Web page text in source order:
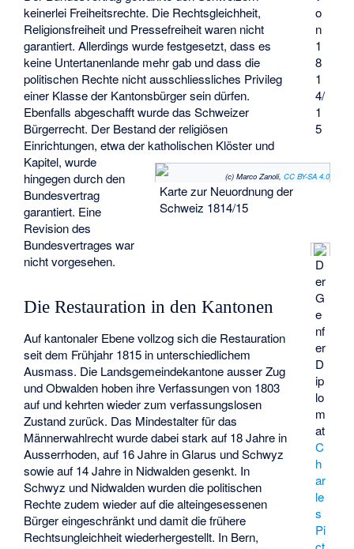
o
n
1
8
1
4/
1
5
(c) Marco Zanoli, CC BY-SA 4.0
Karte zur Neuordnung der
Schweiz 1814/15
D
er
G
e
nf
er
D
ip
lo
m
at
C
h
ar
le
s
Pi
keinerlei Freiheitsrechte. Die Rechtsgleichheit,
Religionsfreiheit und Pressefreiheit waren nicht
garantiert. Allerdings wurde festgesetzt, dass es
keine Untertanenlande mehr gab und dass die
politischen Rechte nicht ausschliessliches Privileg
einer Klasse der Kantonsbürger sein dürfen.
Ebenfalls abgeschafft wurde das Schweizer
Bürgerrecht. Der Bestand der religiösen
Einrichtungen, etwa der katholischen Klöster und
Kapitel, wurde
hingegen durch den
Bundesvertrag
garantiert. Eine
Revision des
Bundesvertrages war
nicht vorgesehen.
Die Restauration in den Kantonen
Auf kantonaler Ebene vollzog sich die Restauration
seit dem Frühjahr 1815 in unterschiedlichem
Ausmass. Die Landsgemeindekantone ausser Zug
und Obwalden hoben ihre Verfassungen von 1803
auf und kehrten wieder zum verfassungslosen
Zustand zurück. Das Mindestalter für das
Männerwahlrecht wurde dabei stark auf 18 Jahre in
Ausserrhoden, auf 16 Jahre in Glarus und Schwyz
sowie auf 14 Jahre in Nidwalden gesenkt. In
Schwyz und Nidwalden wurden die politischen
Rechte zudem wieder auf die alteingesessenen
Bürger eingeschränkt und damit die frühere
Rechtsungleichheit wiederhergestellt. In Bern,